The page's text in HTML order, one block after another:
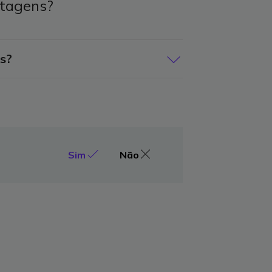
de luz, uma lâmpada
Sim Não